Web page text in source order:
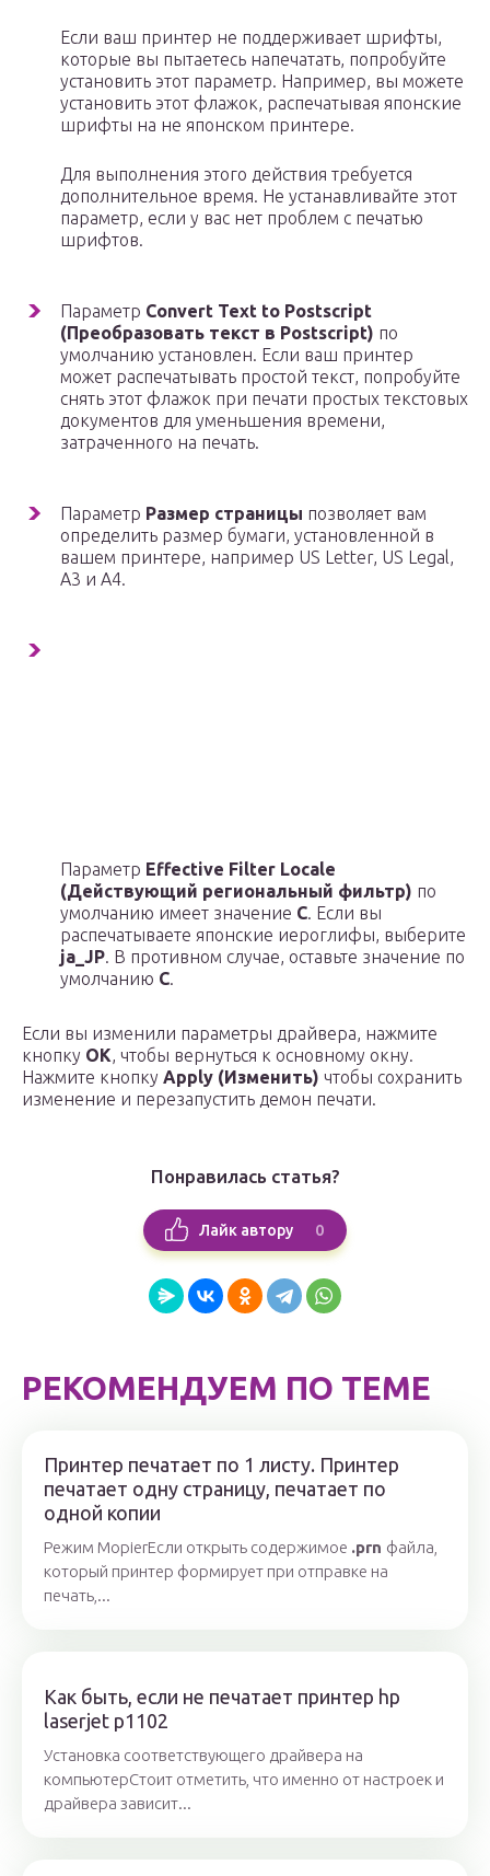
Если ваш принтер не поддерживает шрифты,
которые вы пытаетесь напечатать, попробуйте
установить этот параметр. Например, вы можете
установить этот флажок, распечатывая японские
шрифты на не японском принтере.
Для выполнения этого действия требуется
дополнительное время. Не устанавливайте этот
параметр, если у вас нет проблем с печатью
шрифтов.
Параметр Convert Text to Postscript
(Преобразовать текст в Postscript) по
умолчанию установлен. Если ваш принтер
может распечатывать простой текст, попробуйте
снять этот флажок при печати простых текстовых
документов для уменьшения времени,
затраченного на печать.
Параметр Размер страницы позволяет вам
определить размер бумаги, установленной в
вашем принтере, например US Letter, US Legal,
A3 и A4.
Параметр Effective Filter Locale
(Действующий региональный фильтр) по
умолчанию имеет значение C. Если вы
распечатываете японские иероглифы, выберите
ja_JP. В противном случае, оставьте значение по
умолчанию C.
Если вы изменили параметры драйвера, нажмите
кнопку OK, чтобы вернуться к основному окну.
Нажмите кнопку Apply (Изменить) чтобы сохранить
изменение и перезапустить демон печати.
Понравилась статья?
Лайк автору 0
РЕКОМЕНДУЕМ ПО ТЕМЕ
Принтер печатает по 1 листу. Принтер
печатает одну страницу, печатает по
одной копии
Режим MopierЕсли открыть содержимое .prn файла,
который принтер формирует при отправке на
печать,...
Как быть, если не печатает принтер hp
laserjet p1102
Установка соответствующего драйвера на
компьютерСтоит отметить, что именно от настроек и
драйвера зависит...